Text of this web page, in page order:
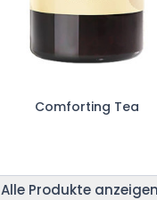
Comforting Tea
Alle Produkte anzeigen